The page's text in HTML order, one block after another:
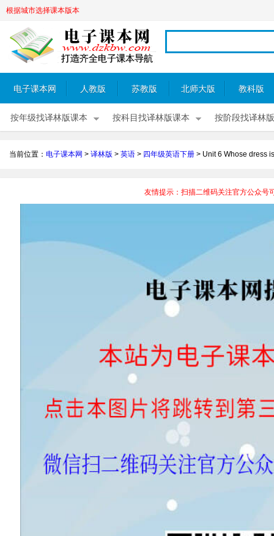
根据城市选择课本版本
电子课本网 人教版 苏教版 北师大版 教科版
按年级找译林版课本 按科目找译林版课本 按阶段找译林
当前位置： 电子课本网 > 译林版 > 英语 > 四年级英语下册 > Unit 6 Whose dress
友情提示：扫描二维码关注官方公众号